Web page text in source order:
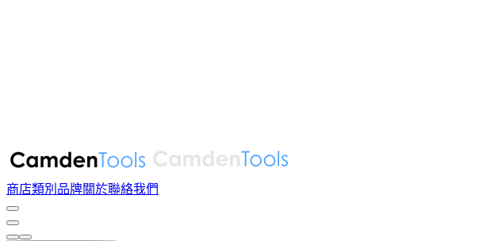
商店類別 品牌關於聯絡我們